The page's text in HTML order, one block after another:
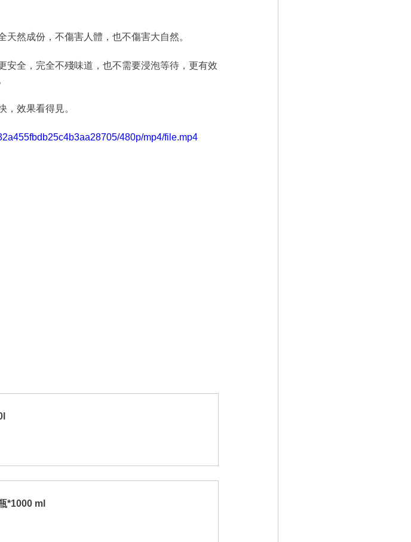
然成份，不傷害人體，也不傷害大自然。
安全，完全不殘味道，也不需要浸泡等待，更有效
，效果看得見。
480p/mp4/file.mp4
*1000 ml